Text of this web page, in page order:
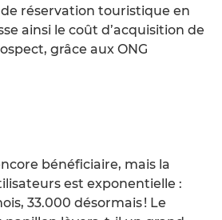
réservation touristique en
ainsi le coût d’acquisition de
grâce aux ONG
bénéficiaire, mais la
est exponentielle :
33.000 désormais ! Le